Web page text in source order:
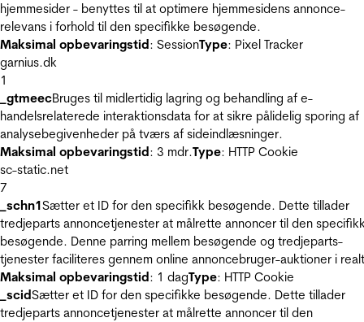
hjemmesider - benyttes til at optimere hjemmesidens annonce-
relevans i forhold til den specifikke besøgende.
Maksimal opbevaringstid: SessionType: Pixel Tracker
garnius.dk
1
_gtmeecBruges til midlertidig lagring og behandling af e-
handelsrelaterede interaktionsdata for at sikre pålidelig sporing af
analysebegivenheder på tværs af sideindlæsninger.
Maksimal opbevaringstid: 3 mdr.Type: HTTP Cookie
sc-static.net
7
_schn1Sætter et ID for den specifikk besøgende. Dette tillader
tredjeparts annoncetjenester at målrette annoncer til den
besøgende. Denne parring mellem besøgende og tredjeparts-
tjenester faciliteres gennem online annoncebruger-auktioner i
Maksimal opbevaringstid: 1 dagType: HTTP Cookie
_scidSætter et ID for den specifikke besøgende. Dette tillader
tredjeparts annoncetjenester at målrette annoncer til den